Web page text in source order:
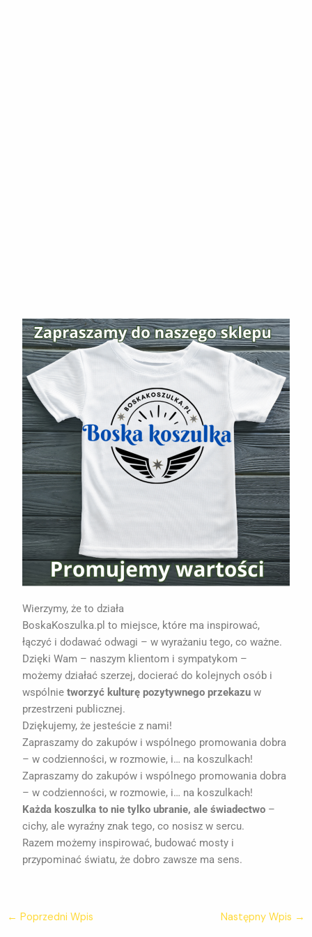
Wierzymy, że to działa
BoskaKoszulka.pl to miejsce, które ma inspirować,
łączyć i dodawać odwagi – w wyrażaniu tego, co ważne.
Dzięki Wam – naszym klientom i sympatykom –
możemy działać szerzej, docierać do kolejnych osób i
wspólnietworzyć kulturę pozytywnego przekazu w
przestrzeni publicznej.
Dziękujemy, że jesteście z nami!
Zapraszamy do zakupów i wspólnego promowania dobra
– w codzienności, w rozmowie, i… na koszulkach!
Zapraszamy do zakupów i wspólnego promowania dobra
– w codzienności, w rozmowie, i… na koszulkach!
Każda koszulka to nie tylko ubranie, ale świadectwo –
cichy, ale wyraźny znak tego, co nosisz w sercu.
Razem możemy inspirować, budować mosty i
przypominać światu, że dobro zawsze ma sens.
← Poprzedni Wpis Następny Wpis →